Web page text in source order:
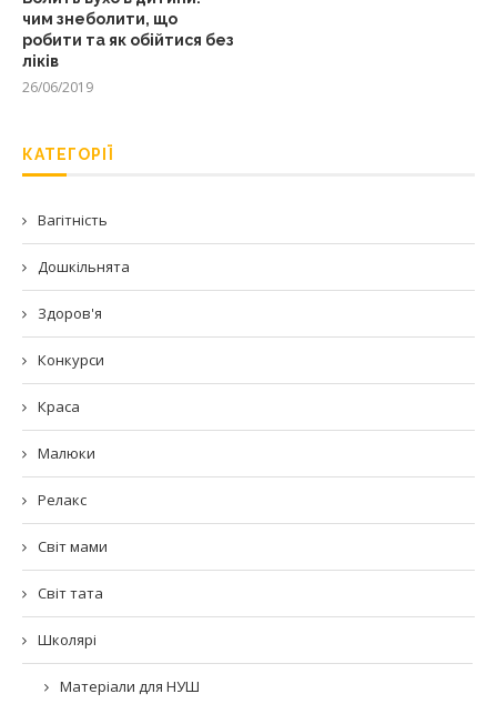
чим знеболити, що
робити та як обійтися без
ліків
26/06/2019
КАТЕГОРІЇ
Вагітність
Дошкільнята
Здоров'я
Конкурси
Краса
Малюки
Релакс
Світ мами
Світ тата
Школярі
Матеріали для НУШ